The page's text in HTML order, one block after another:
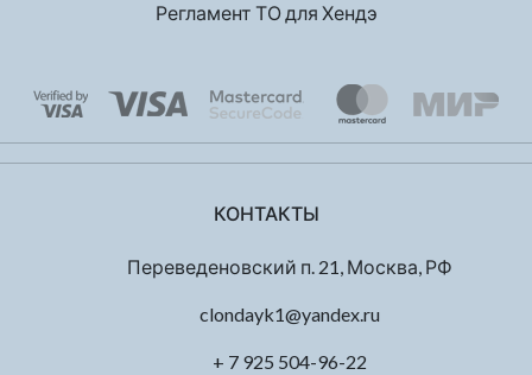
Регламент ТО для Хендэ
КОНТАКТЫ
Переведеновский п. 21, Москва, РФ
clondayk1@yandex.ru
+ 7 925 504-96-22